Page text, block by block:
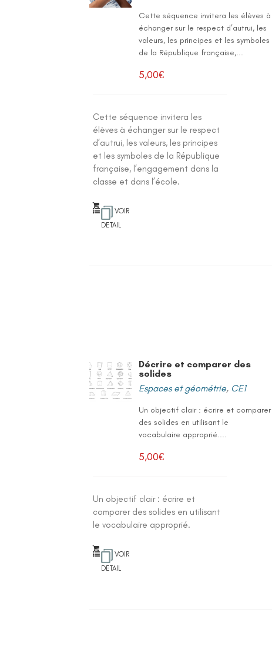
Cette séquence invitera les élèves à
échanger sur le respect d’autrui, les
valeurs, les principes et les symboles
de la République française,...
5,00€
Cette séquence invitera les
élèves à échanger sur le respect
d’autrui, les valeurs, les principes
et les symboles de la République
française, l’engagement dans la
classe et dans l’école.
VOIR
DETAIL
Décrire et comparer des
solides
Espaces et géométrie, CE1
Un objectif clair : écrire et comparer
des solides en utilisant le
vocabulaire approprié....
5,00€
Un objectif clair : écrire et
comparer des solides en utilisant
le vocabulaire approprié.
VOIR
DETAIL